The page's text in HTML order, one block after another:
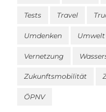
Tests Travel
Umdenken Umwelt
Vernetzung
Zukunftsmobilität
ÖPNV